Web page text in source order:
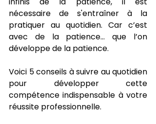
nécessaire de s'entraîner à la
pratiquer au quotidien. Car c’est
avec de la patience… que l’on
développe de la patience.
Voici 5 conseils à suivre au quotidien
pour développer cette
compétence indispensable à votre
réussite professionnelle.